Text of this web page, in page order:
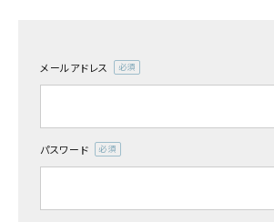
メールアドレス
パスワード